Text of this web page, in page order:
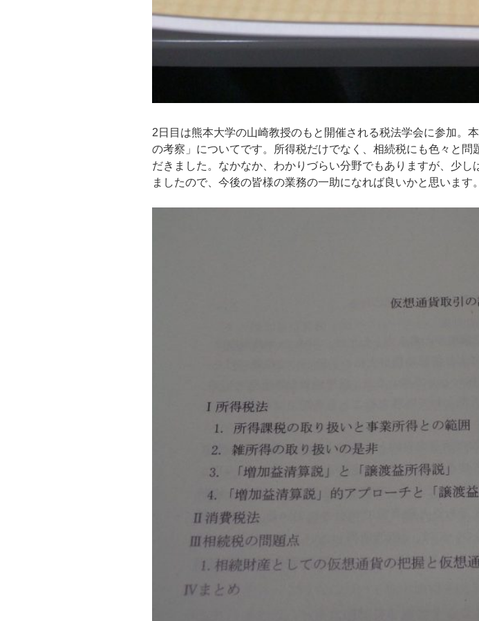
2日目は熊本大学の山崎教授のもと開催される税法学会に参加。
の考察」についてです。所得税だけでなく、相続税にも色々と
だきました。なかなか、わかりづらい分野でもありますが、少
ましたので、今後の皆様の業務の一助になれば良いかと思います。